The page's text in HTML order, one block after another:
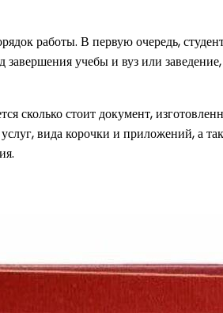
работы. В первую очередь,
завершения учебы и вуз или
сколько стоит документ,
вида корочки и приложений, а